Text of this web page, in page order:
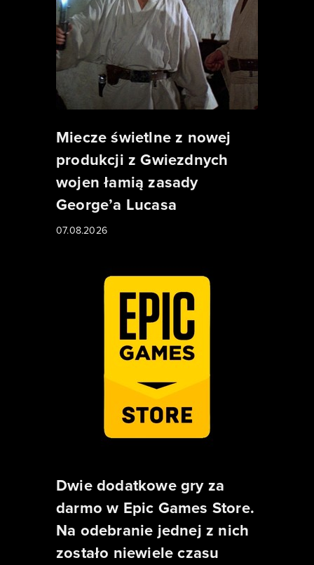
Miecze świetlne z nowej
produkcji z Gwiezdnych
wojen łamią zasady
George’a Lucasa
07.08.2026
Dwie dodatkowe gry za
darmo w Epic Games Store.
Na odebranie jednej z nich
zostało niewiele czasu